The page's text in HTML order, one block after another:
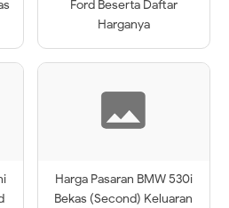
Ford Beserta Daftar
Harganya
Harga Pasaran BMW 530i
Bekas (Second) Keluaran